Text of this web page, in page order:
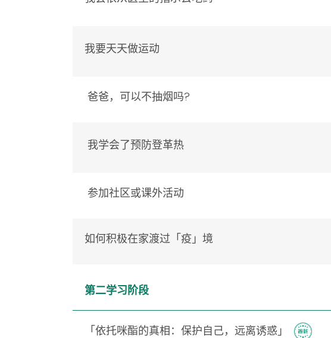
我要天天做运动
爸爸，可以不抽烟吗?
我学会了预防登革热
参加社区或课外活动
如何积极在家渡过「疫」境
第二学习阶段
「依托咪酯的真相：保护自己，远离诱惑」